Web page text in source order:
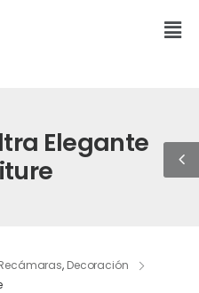
Elegante
, Decoración